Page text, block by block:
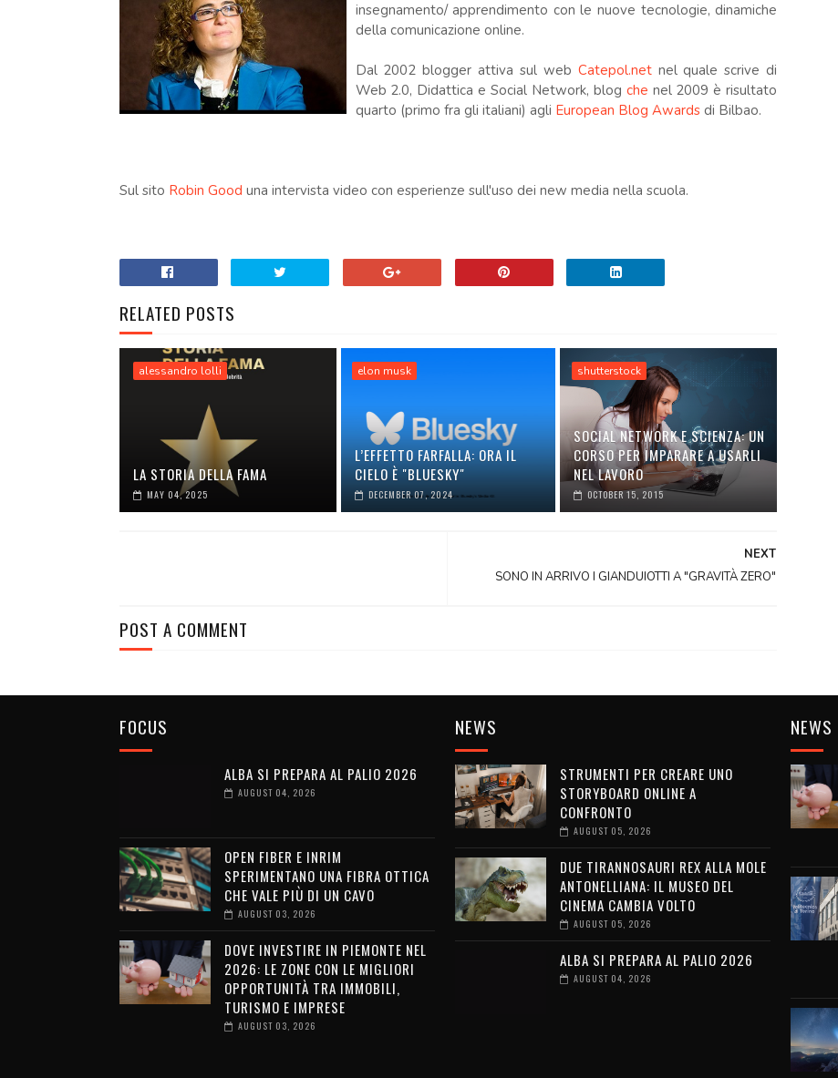
insegnamento/ apprendimento con le nuove tecnologie, dinamiche
della comunicazione online.
Dal 2002 blogger attiva sul web Catepol.netnel quale scrive di
Web 2.0, Didattica e Social Network, blog che nel 2009 è risultato
quarto (primo fra gli italiani) agli European Blog Awardsdi Bilbao.
Sul sito Robin Good una intervista video con esperienze sull'uso dei new media nella scuola.
RELATED POSTS
alessandro lolli
LA STORIA DELLA FAMA
MAY 04, 2025
elon musk
L’EFFETTO FARFALLA: ORA IL
CIELO È "BLUESKY"
DECEMBER 07, 2024
shutterstock
SOCIAL NETWORK E SCIENZA: UN
CORSO PER IMPARARE A USARLI
NEL LAVORO
OCTOBER 15, 2015
NEXT
SONO IN ARRIVO I GIANDUIOTTI A "GRAVITÀ ZERO"
POST A COMMENT
FOCUS
ALBA SI PREPARA AL PALIO 2026
AUGUST 04, 2026
OPEN FIBER E INRIM
SPERIMENTANO UNA FIBRA OTTICA
CHE VALE PIÙ DI UN CAVO
AUGUST 03, 2026
DOVE INVESTIRE IN PIEMONTE NEL
2026: LE ZONE CON LE MIGLIORI
OPPORTUNITÀ TRA IMMOBILI,
TURISMO E IMPRESE
AUGUST 03, 2026
NEWS
STRUMENTI PER CREARE UNO
STORYBOARD ONLINE A
CONFRONTO
AUGUST 05, 2026
DUE TIRANNOSAURI REX ALLA MOLE
ANTONELLIANA: IL MUSEO DEL
CINEMA CAMBIA VOLTO
AUGUST 05, 2026
ALBA SI PREPARA AL PALIO 2026
AUGUST 04, 2026
NEWS